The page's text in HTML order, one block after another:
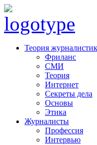
Теория
Фриланс
СМИ
Теория
Интернет
Секреты дела
Основы
Этика
Журналисты
Профессия
Интервью